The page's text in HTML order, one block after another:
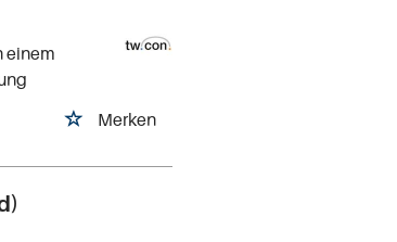
Merken
einem